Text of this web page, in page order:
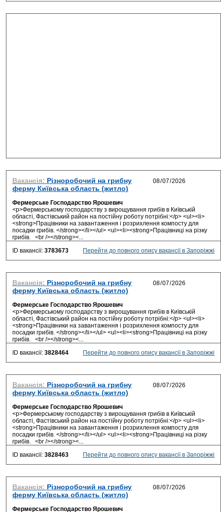
Вакансія: Різноробочий на грибну
ферму Київська область (житло)
Фермерське Господарство Ярошевич
<p>Фермерському господарству з вирощування грибів в Київській
області, Фастівський район на постійну роботу потрібні:</p> <ul><li>
<strong>Працівники на завантаження і розрихлення компосту для
посадки грибів. </strong></li></ul> <ul><li><strong>Працівниці на різку
грибів. <br /></strong><...
ID вакансії: 3783673 Перейти до повного опису вакансії в Запоріжжі
Вакансія: Різноробочий на грибну
ферму Київська область (житло)
Фермерське Господарство Ярошевич
<p>Фермерському господарству з вирощування грибів в Київській
області, Фастівський район на постійну роботу потрібні:</p> <ul><li>
<strong>Працівники на завантаження і розрихлення компосту для
посадки грибів. </strong></li></ul> <ul><li><strong>Працівниці на різку
грибів. <br /></strong><...
ID вакансії: 3828464 Перейти до повного опису вакансії в Запоріжжі
Вакансія: Різноробочий на грибну
ферму Київська область (житло)
Фермерське Господарство Ярошевич
<p>Фермерському господарству з вирощування грибів в Київській
області, Фастівський район на постійну роботу потрібні:</p> <ul><li>
<strong>Працівники на завантаження і розрихлення компосту для
посадки грибів. </strong></li></ul> <ul><li><strong>Працівниці на різку
грибів. <br /></strong><...
ID вакансії: 3828463 Перейти до повного опису вакансії в Запоріжжі
Вакансія: Різноробочий на грибну
ферму Київська область (житло)
Фермерське Господарство Ярошевич